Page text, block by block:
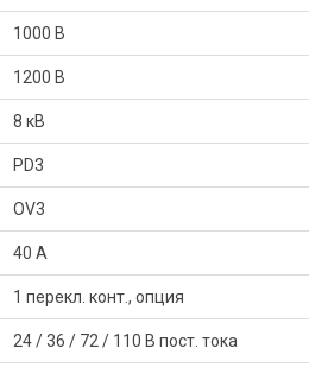
1000 В
1200 В
8 кВ
PD3
OV3
40 A
1 перекл. конт., опция
24 / 36 / 72 / 110 В пост. тока